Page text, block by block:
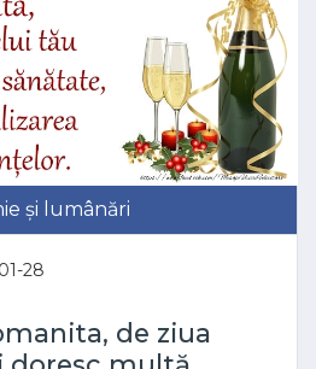
și lumânări
28
de ziua